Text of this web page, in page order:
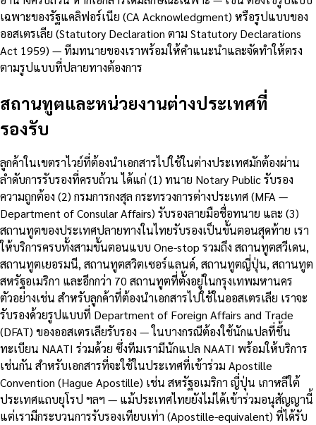
เฉพาะของรัฐแคลิฟอร์เนีย (CA Acknowledgment) หรือรูปแบบของ
ออสเตรเลีย (Statutory Declaration ตาม Statutory Declarations
Act 1959) — ทีมทนายของเราพร้อมให้คำแนะนำและจัดทำให้ตรง
ตามรูปแบบที่ปลายทางต้องการ
สถานทูตและหน่วยงานต่างประเทศที่
รองรับ
ลูกค้าในเขตราไวย์ที่ต้องนำเอกสารไปใช้ในต่างประเทศมักต้องผ่าน
ลำดับการรับรองที่ครบถ้วน ได้แก่ (1) ทนาย Notary Public รับรอง
ความถูกต้อง (2) กรมการกงสุล กระทรวงการต่างประเทศ (MFA —
Department of Consular Affairs) รับรองลายมือชื่อทนาย และ (3)
สถานทูตของประเทศปลายทางในไทยรับรองเป็นขั้นตอนสุดท้าย เรา
ให้บริการครบทั้งสามขั้นตอนแบบ One-stop รวมถึง สถานทูตสวีเดน,
สถานทูตเยอรมนี, สถานทูตสวิตเซอร์แลนด์, สถานทูตญี่ปุ่น, สถานทูต
สหรัฐอเมริกา และอีกกว่า 70 สถานทูตที่ตั้งอยู่ในกรุงเทพมหานคร
ตัวอย่างเช่น สำหรับลูกค้าที่ต้องนำเอกสารไปใช้ในออสเตรเลีย เราจะ
รับรองด้วยรูปแบบที่ Department of Foreign Affairs and Trade
(DFAT) ของออสเตรเลียรับรอง — ในบางกรณีต้องใช้นักแปลที่ขึ้น
ทะเบียน NAATI ร่วมด้วย ซึ่งทีมเรามีนักแปล NAATI พร้อมให้บริการ
เช่นกัน สำหรับเอกสารที่จะใช้ในประเทศที่เข้าร่วม Apostille
Convention (Hague Apostille) เช่น สหรัฐอเมริกา ญี่ปุ่น เกาหลีใต้
ประเทศแถบยุโรป ฯลฯ — แม้ประเทศไทยยังไม่ได้เข้าร่วมอนุสัญญานี้
แต่เรามีกระบวนการรับรองเทียบเท่า (Apostille-equivalent) ที่ได้รับ